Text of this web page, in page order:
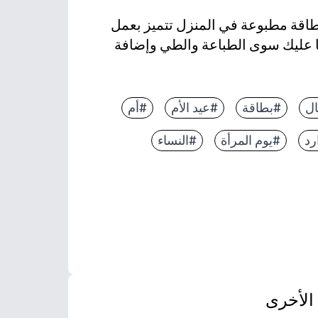
مطبوعة في المنزل تتميز بعمل
عليك سوى الطباعة والطي وإضافة
في دقائق لاحتفالات اللحظة الأخيرة
للأطفال تلوين الداخل أو إضافة رسومات وملصقات
#بطاقة #عيد الأم #أم
#يوم المرأة #النساء